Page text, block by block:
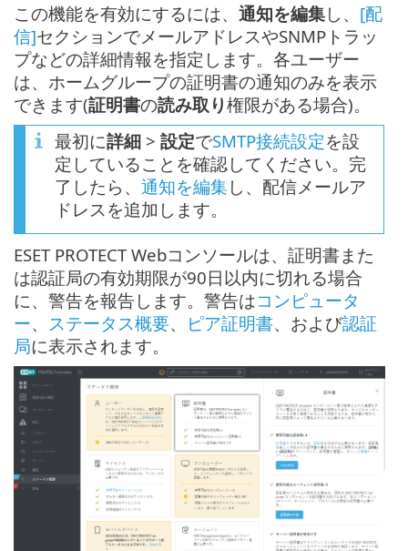
この機能を有効にするには、 通知を編集し、 [配
信]セクションでメールアドレスやSNMPトラッ
プなどの詳細情報を指定します。各ユーザー
は、ホームグループの証明書の通知のみを表示
できます(証明書の読み取り権限がある場合)。
最初に詳細 > 設定でSMTP接続設定を設
定していることを確認してください。完
了したら、 通知を編集 し、配信メールア
ドレスを追加します。
ESET PROTECT Webコンソールは、証明書また
は認証局の有効期限が90日以内に切れる場合
に、警告を報告します。警告はコンピュータ
ー、 ステータス概要、 ピア証明書、および認証
局に表示されます。